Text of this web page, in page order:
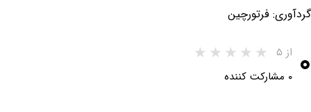
گردآوری: فرتورچین
۰ از ۵
۰ مشارکت کننده